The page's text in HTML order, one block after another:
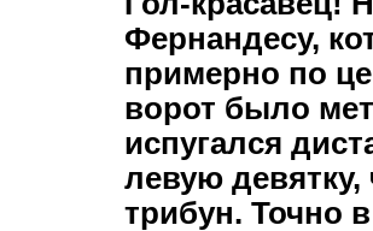
Фернандесу,
примерно по
ворот было
испугался
левую
трибун. Точно